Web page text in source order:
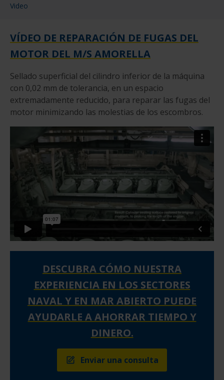
Video
VÍDEO DE REPARACIÓN DE FUGAS DEL
MOTOR DEL M/S AMORELLA
Sellado superficial del cilindro inferior de la máquina
con 0,02 mm de tolerancia, en un espacio
extremadamente reducido, para reparar las fugas del
motor minimizando las molestias de los escombros.
DESCUBRA CÓMO NUESTRA
EXPERIENCIA EN LOS SECTORES
NAVAL Y EN MAR ABIERTO PUEDE
AYUDARLE A AHORRAR TIEMPO Y
DINERO.
Enviar una consulta